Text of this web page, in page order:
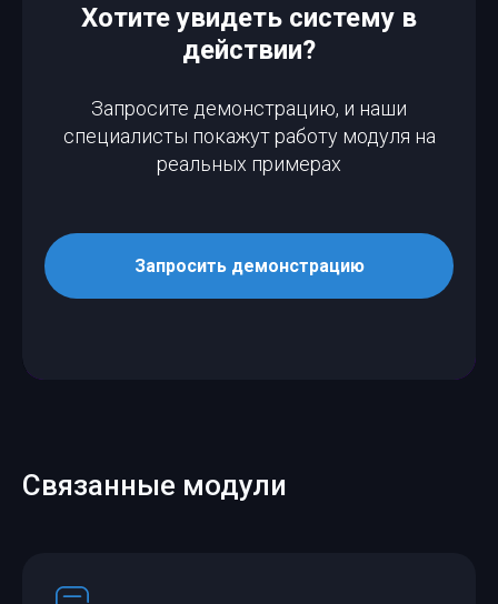
Хотите увидеть систему в
действии?
Запросите демонстрацию, и наши
специалисты покажут работу модуля на
реальных примерах
Запросить демонстрацию
Связанные модули